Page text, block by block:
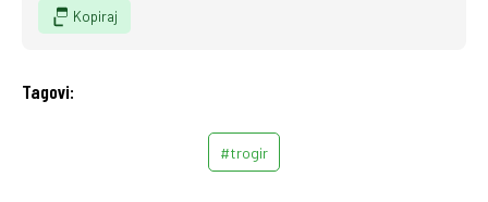
Kopiraj
Tagovi:
#trogir